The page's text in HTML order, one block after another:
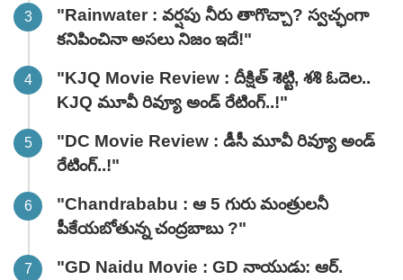
"Rainwater : వర్షపు నీరు తాగొచ్చా? స్వచ్ఛంగా
కనిపించినా అసలు నిజం ఇదే!"
"KJQ Movie Review : దీక్షిత్ శెట్టి, శశి ఓదెల..
KJQ మూవీ రివ్యూ అండ్ రేటింగ్‌..!"
"DC Movie Review : డీసీ మూవీ రివ్యూ అండ్
రేటింగ్‌..!"
"Chandrababu : ఆ 5 గురు మంత్రులనీ
పీకేయబోతున్న చంద్రబాబు ?"
"GD Naidu Movie : GD నాయుడు: ఆర్.